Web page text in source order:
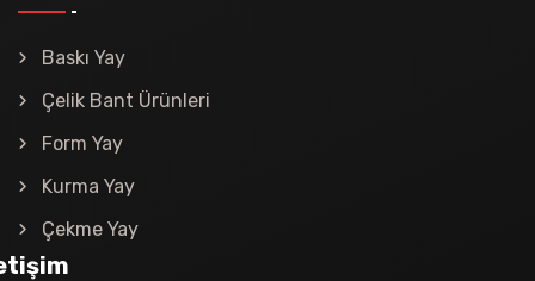
Baskı Yay
Çelik Bant Ürünleri
Form Yay
Kurma Yay
Çekme Yay